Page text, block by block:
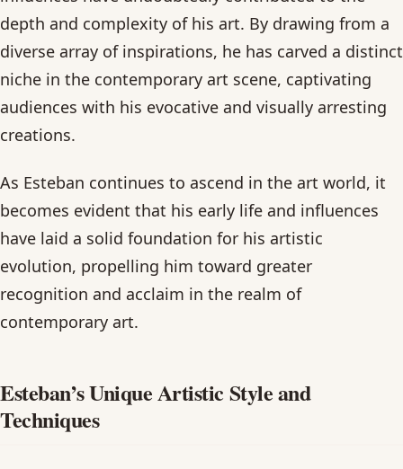
depth and complexity of his art. By drawing from a
diverse array of inspirations, he has carved a distinct
niche in the contemporary art scene, captivating
audiences with his evocative and visually arresting
creations.
As Esteban continues to ascend in the art world, it
becomes evident that his early life and influences
have laid a solid foundation for his artistic
evolution, propelling him toward greater
recognition and acclaim in the realm of
contemporary art.
Esteban’s Unique Artistic Style and
Techniques